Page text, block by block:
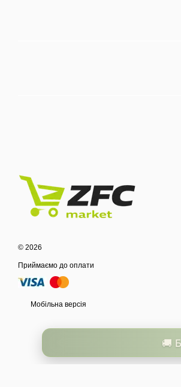
© 2026
Приймаємо до оплати
Мобільна версія